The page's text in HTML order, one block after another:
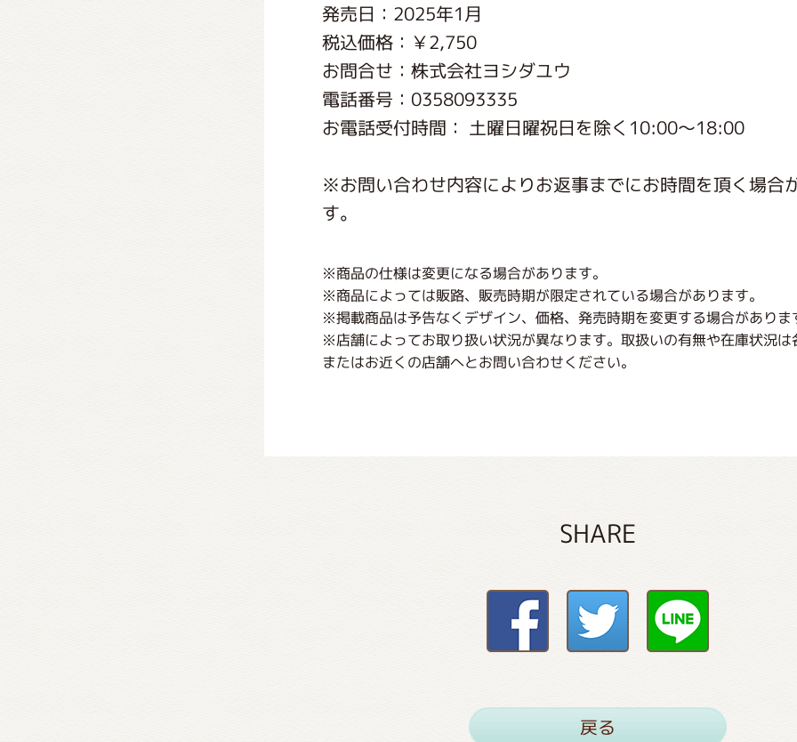
発売日：2025年1月
税込価格：￥2,750
お問合せ：株式会社ヨシダユウ
電話番号：0358093335
お電話受付時間： 土曜日曜祝日を除く10:00～18:00
※お問い合わせ内容によりお返事までにお時間を頂く場合
す。
※商品の仕様は変更になる場合があります。
※商品によっては販路、販売時期が限定されている場合があります。
※掲載商品は予告なくデザイン、価格、発売時期を変更する場合がありま
※店舗によってお取り扱い状況が異なります。取扱いの有無や在庫状況は
またはお近くの店舗へとお問い合わせください。
SHARE
戻る
くまのがっこう しょくいんしつ
くまのがっこう 家庭科部